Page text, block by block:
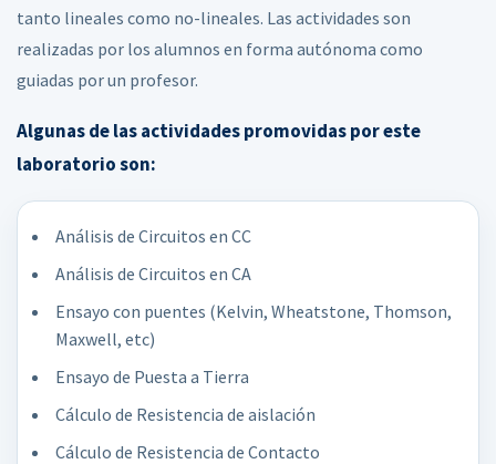
tanto lineales como no-lineales. Las actividades son
realizadas por los alumnos en forma autónoma como
guiadas por un profesor.
Algunas de las actividades promovidas por este
laboratorio son:
Análisis de Circuitos en CC
Análisis de Circuitos en CA
Ensayo con puentes (Kelvin, Wheatstone, Thomson,
Maxwell, etc)
Ensayo de Puesta a Tierra
Cálculo de Resistencia de aislación
Cálculo de Resistencia de Contacto